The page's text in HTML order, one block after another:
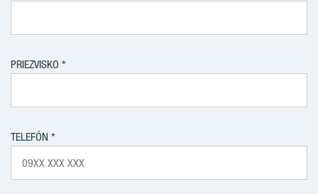
PRIEZVISKO
TELEFÓN